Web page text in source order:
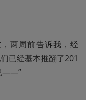
两周前告诉我，经
已经基本推翻了201
——”